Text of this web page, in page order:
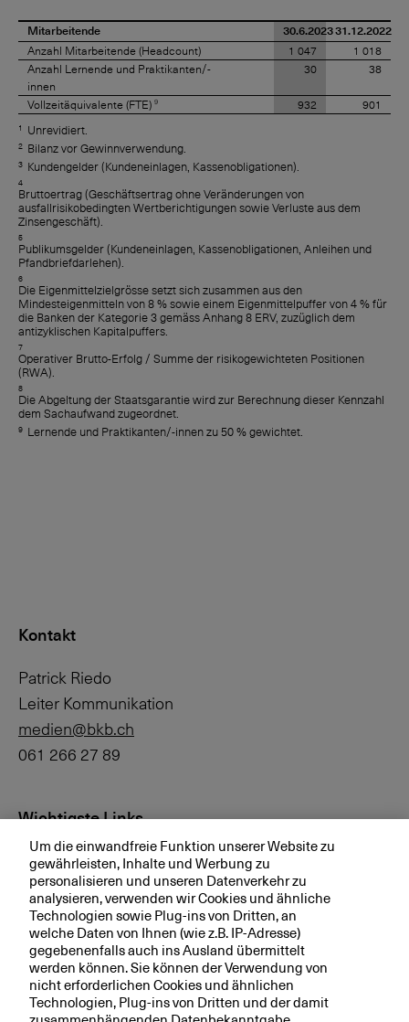
Mitarbeitende 30.6.202331.12.2022
Anzahl Mitarbeitende (Headcount)
1 047
1 018
Anzahl Lernende und Praktikanten/-
innen
30 38
Vollzeitäquivalente (FTE) 9 932 901
1 Unrevidiert.
2 Bilanz vor Gewinnverwendung.
3 Kundengelder (Kundeneinlagen, Kassenobligationen).
4
Bruttoertrag (Geschäftsertrag ohne Veränderungen von
ausfallrisikobedingten Wertberichtigungen sowie Verluste aus dem
Zinsengeschäft).
5
Publikumsgelder (Kundeneinlagen, Kassenobligationen, Anleihen und
Pfandbriefdarlehen).
6
Die Eigenmittelzielgrösse setzt sich zusammen aus den
Mindesteigenmitteln von 8 % sowie einem Eigenmittelpuffer von 4 % für
die Banken der Kategorie 3 gemäss Anhang 8 ERV, zuzüglich dem
antizyklischen Kapitalpuffers.
7
Operativer Brutto-Erfolg / Summe der risikogewichteten Positionen
(RWA).
8
Die Abgeltung der Staatsgarantie wird zur Berechnung dieser Kennzahl
dem Sachaufwand zugeordnet.
9 Lernende und Praktikanten/-innen zu 50 % gewichtet.
Kontakt
Patrick Riedo
Leiter Kommunikation
medien@bkb.ch
061 266 27 89
Wichtigste Links
Investor Relations
Medien
bkb.ch
Ihre BKB
Magazin
Um die einwandfreie Funktion unserer Website zu
gewährleisten, Inhalte und Werbung zu
personalisieren und unseren Datenverkehr zu
analysieren, verwenden wir Cookies und ähnliche
Technologien sowie Plug-ins von Dritten, an
welche Daten von Ihnen (wie z.B. IP-Adresse)
gegebenenfalls auch ins Ausland übermittelt
werden können. Sie können der Verwendung von
nicht erforderlichen Cookies und ähnlichen
Technologien, Plug-ins von Dritten und der damit